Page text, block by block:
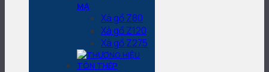
MẠ
Xà gồ Z80
Xà gồ Z120
Xà gồ Z275